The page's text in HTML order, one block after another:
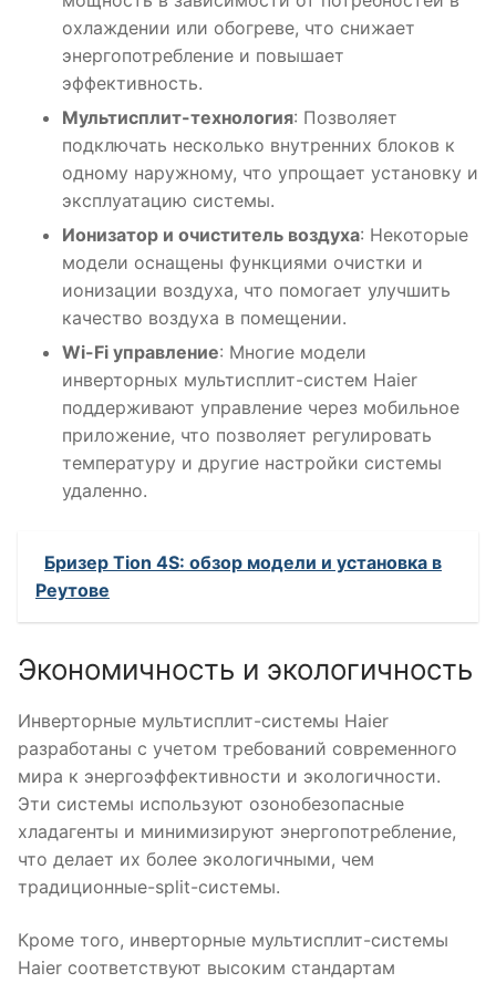
охлаждении или обогреве, что снижает
энергопотребление и повышает
эффективность.
Мультисплит-технология: Позволяет
подключать несколько внутренних блоков к
одному наружному, что упрощает установку и
эксплуатацию системы.
Ионизатор и очиститель воздуха: Некоторые
модели оснащены функциями очистки и
ионизации воздуха, что помогает улучшить
качество воздуха в помещении.
Wi-Fi управление: Многие модели
инверторных мультисплит-систем Haier
поддерживают управление через мобильное
приложение, что позволяет регулировать
температуру и другие настройки системы
удаленно.
Бризер Tion 4S: обзор модели и установка в
Реутове
Экономичность и экологичность
Инверторные мультисплит-системы Haier
разработаны с учетом требований современного
мира к энергоэффективности и экологичности.
Эти системы используют озонобезопасные
хладагенты и минимизируют энергопотребление,
что делает их более экологичными, чем
традиционные-split-системы.
Кроме того, инверторные мультисплит-системы
Haier соответствуют высоким стандартам